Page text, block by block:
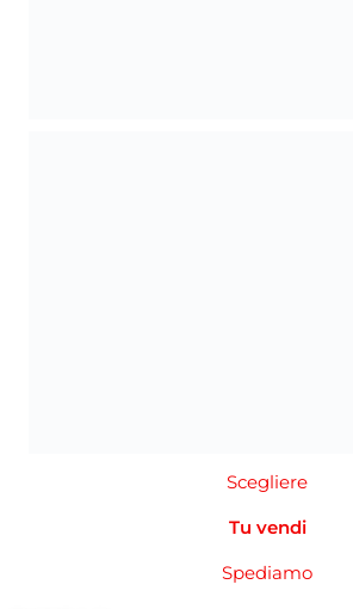
Scegliere
Tu vendi
Spediamo